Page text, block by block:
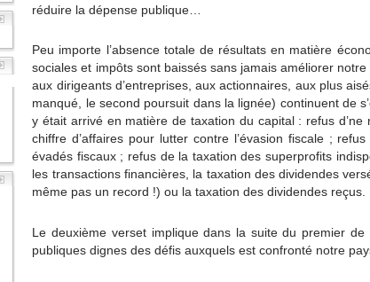
réduire la dépense publique…
Peu importe l’absence totale de résultats en matière
sociales et impôts sont baissés sans jamais améliorer
aux dirigeants d’entreprises, aux actionnaires, aux plus
manqué, le second poursuit dans la lignée) continuent de
y était arrivé en matière de taxation du capital : refus
chiffre d’affaires pour lutter contre l’évasion fiscale ;
évadés fiscaux ; refus de la taxation des superprofits
les transactions financières, la taxation des dividendes
même pas un record !) ou la taxation des dividendes reçus.
Le deuxième verset implique dans la suite du premier
publiques dignes des défis auxquels est confronté notre